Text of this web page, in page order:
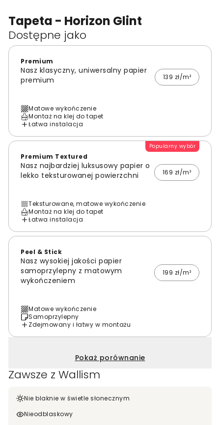
Tapeta - Horizon Glint
Dostępne jako
Premium
Nasz klasyczny, uniwersalny papier
premium
139 zł/m²
Matowe wykończenie
Montaż na klej do tapet
Łatwa instalacja
Popularny wybór
Premium Textured
Nasz najbardziej luksusowy papier o
lekko teksturowanej powierzchni
169 zł/m²
Teksturowane, matowe wykończenie
Montaż na klej do tapet
Łatwa instalacja
Peel & Stick
Nasz wysokiej jakości papier
samoprzylepny z matowym
wykończeniem
199 zł/m²
Matowe wykończenie
Samoprzylepny
Zdejmowany i łatwy w montażu
Pokaż porównanie
Zawsze z Wallism
Nie blaknie w świetle słonecznym
Nieodblaskowy